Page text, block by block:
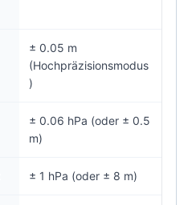
± 0.05 m
(Hochpräzisionsmodus
)
± 0.06 hPa (oder ± 0.5
m)
± 1 hPa (oder ± 8 m)